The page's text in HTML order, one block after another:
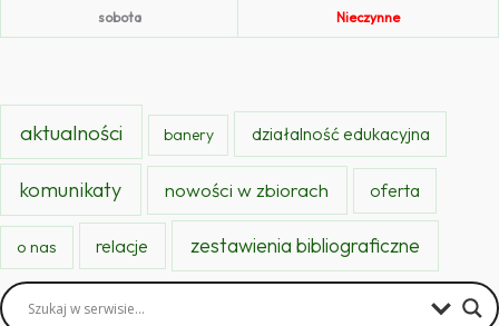
sobota Nieczynne
aktualności banery działalność edukacyjna
komunikaty nowości w zbiorach oferta
o nas relacje zestawienia bibliograficzne